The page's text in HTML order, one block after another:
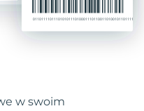
w swoim